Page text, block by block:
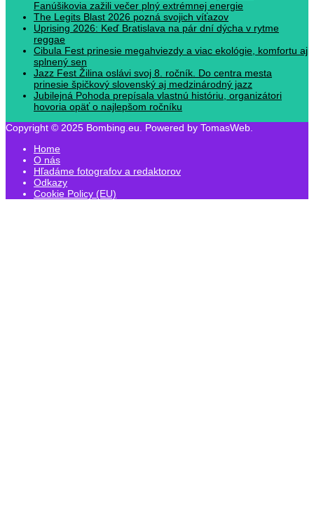
Fanúšikovia zažili večer plný extrémnej energie
The Legits Blast 2026 pozná svojich víťazov
Uprising 2026: Keď Bratislava na pár dní dýcha v rytme
reggae
Cibula Fest prinesie megahviezdy a viac ekológie, komfortu aj
splnený sen
Jazz Fest Žilina oslávi svoj 8. ročník. Do centra mesta
prinesie špičkový slovenský aj medzinárodný jazz
Jubilejná Pohoda prepísala vlastnú históriu, organizátori
hovoria opäť o najlepšom ročníku
Copyright © 2025 Bombing.eu. Powered by TomasWeb.
Home
O nás
Hľadáme fotografov a redaktorov
Odkazy
Cookie Policy (EU)